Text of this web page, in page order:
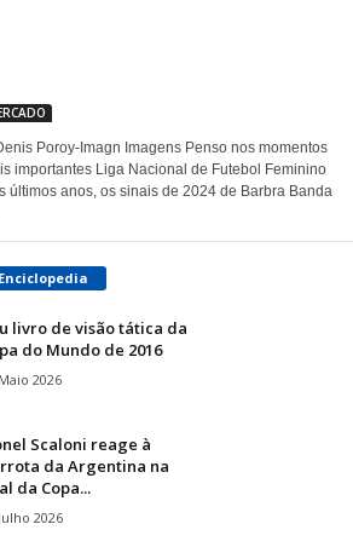
Poroy-Imagn Imagens Penso nos momentos
importantes Liga Nacional de Futebol Feminino
últimos anos, os sinais de 2024 de Barbra Banda
Enciclopedia
livro de visão tática da
do Mundo de 2016
2026
Scaloni reage à
da Argentina na
da Copa...
2026